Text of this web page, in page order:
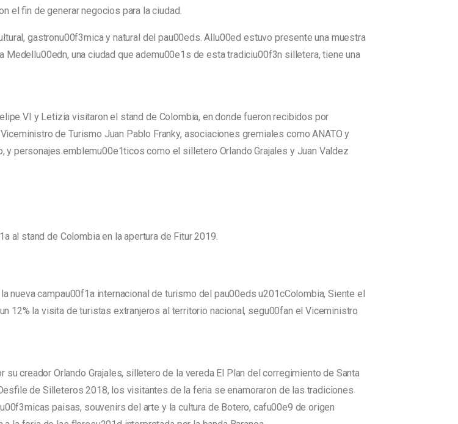
el fin de generar negocios para la ciudad.
gastronu00f3mica y natural del pau00eds. Allu00ed estuvo presente una muestra
una ciudad que ademu00e1s de esta tradiciu00f3n silletera, tiene una
VI y Letizia visitaron el stand de Colombia, en donde fueron recibidos por
de Turismo Juan Pablo Franky, asociaciones gremiales como ANATO y
personajes emblemu00e1ticos como el silletero Orlando Grajales y Juan Valdez
al stand de Colombia en la apertura de Fitur 2019.
nueva campau00f1a internacional de turismo del pau00eds u201cColombia, Siente el
12% la visita de turistas extranjeros al territorio nacional, segu00fan el Viceministro
creador Orlando Grajales, silletero de la vereda El Plan del corregimiento de Santa
de Silleteros 2018, los visitantes de la feria se enamoraron de las tradiciones
paisas, souvenirs del arte y la cultura de Botero, cafu00e9 de origen